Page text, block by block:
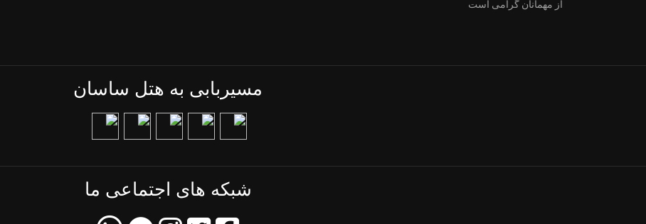
از مهمانان گرامی است
مسیربابی به هتل ساسان
شبکه های اجتماعی ما